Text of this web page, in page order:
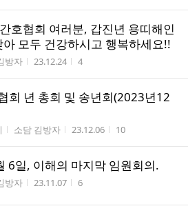
호협회 여러분, 갑진년 용띠해인
모두 건강하시고 행복하세요!!
방자 작성시간
23.12.24 조회수
4
회 년 총회 및 송년회(2023년12
작성자
소담 김방자 작성시간
23.12.06 조회수
10
6일, 이해의 마지막 임원회의.
방자 작성시간
23.11.07 조회수
6